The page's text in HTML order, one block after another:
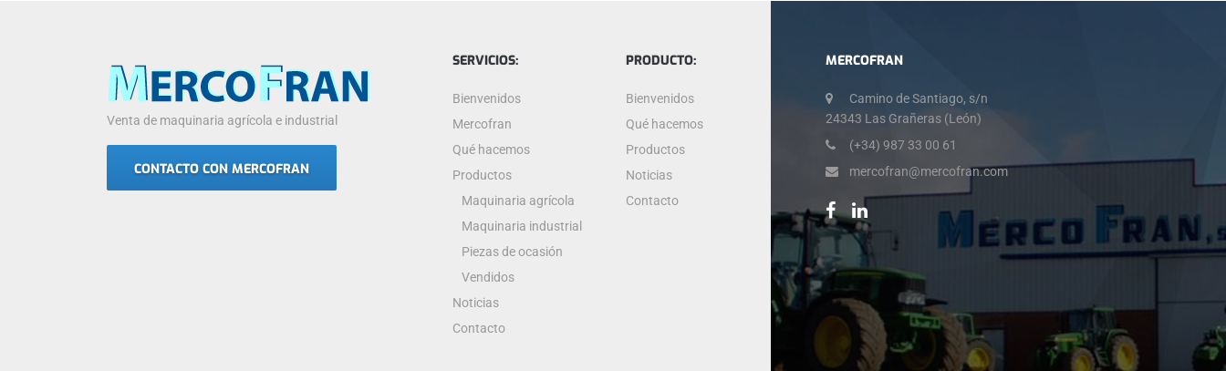
MERCOFRAN
Camino de Santiago, s/n
24343 Las Grañeras (León)
(+34) 987 33 00 61
mercofran@mercofran.com
Venta de maquinaria agrícola e industrial
CONTACTO CON MERCOFRAN
SERVICIOS:
Bienvenidos
Mercofran
Qué hacemos
Productos
Maquinaria agrícola
Maquinaria industrial
Piezas de ocasión
Vendidos
Noticias
Contacto
PRODUCTO:
Bienvenidos
Qué hacemos
Productos
Noticias
Contacto